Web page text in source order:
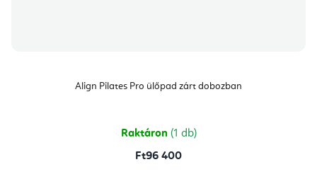
Align Pilates Pro ülőpad zárt dobozban
Raktáron (1 db)
Ft96 400